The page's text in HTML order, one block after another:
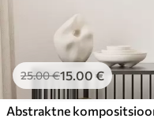
25.00€15.00 €